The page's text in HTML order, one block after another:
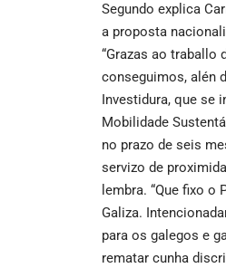
Segundo explica
a proposta
“Grazas ao traballo
conseguimos, alén
Investidura, que se
Mobilidade
no prazo de seis
servizo de
lembra. “Que fixo o
Galiza.
para os galegos e
rematar cunha